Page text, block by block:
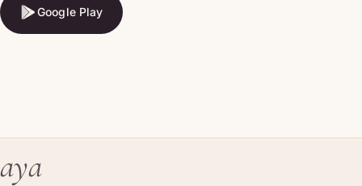
Google Play
Google Play
aya